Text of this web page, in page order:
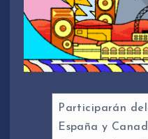
Participarán
España y